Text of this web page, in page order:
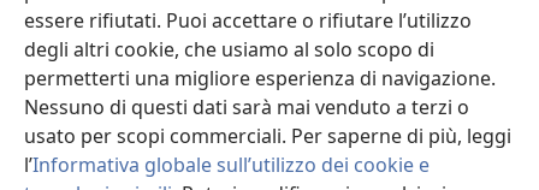
essere rifiutati. Puoi accettare o rifiutare l’utilizzo
degli altri cookie, che usiamo al solo scopo di
permetterti una migliore esperienza di navigazione.
Nessuno di questi dati sarà mai venduto a terzi o
usato per scopi commerciali. Per saperne di più, leggi
l’Informativa globale sull’utilizzo dei cookie e
finestra)
una
nuova
finestra)
JW Library
Watchtower Library®